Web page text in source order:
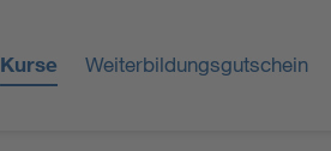
Kurse Weiterbildungsgutschein